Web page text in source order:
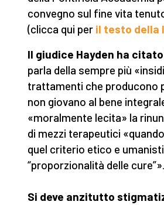
convegno sul fine vita
(clicca qui per il testo della
Il giudice Hayden ha
parla della sempre più
trattamenti che producono
non giovano al bene
«moralmente lecita» la
di mezzi terapeutici
quel criterio etico e
“proporzionalità delle cure”».
Si deve anzitutto